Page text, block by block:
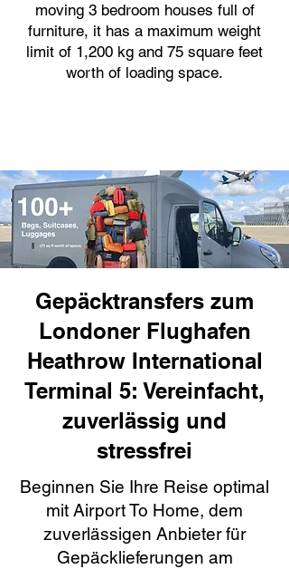
moving 3 bedroom houses full of
furniture, it has a maximum weight
limit of 1,200 kg and 75 square feet
worth of loading space.
Gepäcktransfers zum
Londoner Flughafen
Heathrow International
Terminal 5: Vereinfacht,
zuverlässig und
stressfrei
Beginnen Sie Ihre Reise optimal
mit Airport To Home, dem
zuverlässigen Anbieter für
Gepäcklieferungen am